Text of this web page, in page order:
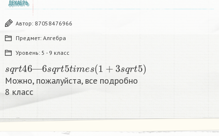
ДЕКАБРЬ
Автор: 87058476966
Предмет: Алгебра
Уровень: 5 - 9 класс
46 6 5 (1 sq )
Можно, пожалуйста, все подробно
8 класс​